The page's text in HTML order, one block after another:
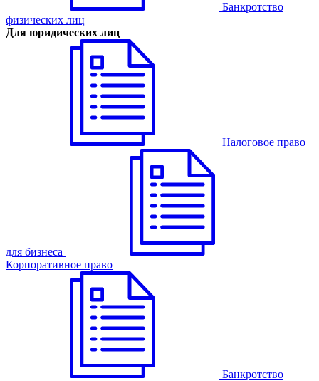
Банкротство
физических лиц
Для юридических лиц
Налоговое право
для бизнеса
Корпоративное право
Банкротство